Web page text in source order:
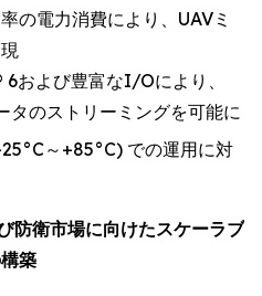
率の電力消費により、UAVミ
6および豊富なI/Oにより、
タのストリーミングを可能に
～+85°C) での運用に対
防衛市場に向けたスケーラブ
築